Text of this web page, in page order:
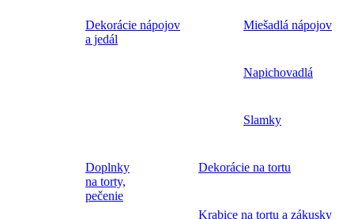
Dekorácie nápojov
a jedál
Miešadlá nápojov
Napichovadlá
Slamky
Doplnky
na torty,
pečenie
Dekorácie na tortu
Krabice na tortu a zákusky